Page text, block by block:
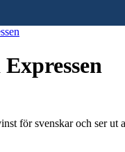
för svenskar och ser